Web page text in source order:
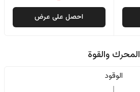
احصل على عرض
المحرك والقوة
الوقود